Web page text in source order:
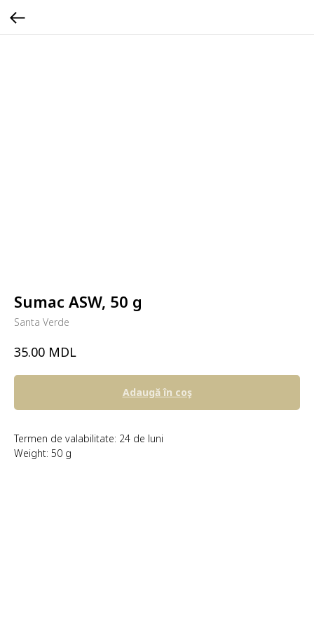
Sumac ASW, 50 g
Santa Verde
35.00 MDL
Adaugă în coş
Termen de valabilitate: 24 de luni
Weight: 50 g